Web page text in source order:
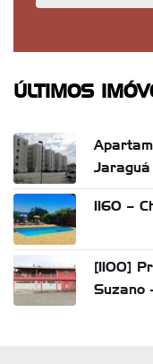
ÚLTIMOS
Jaraguá
1160 –
[1100]
Suzano